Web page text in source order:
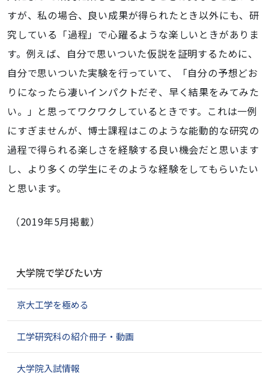
すが、私の場合、良い成果が得られたとき以外にも、研
究している「過程」で心躍るような楽しいときがありま
す。例えば、自分で思いついた仮説を証明するために、
自分で思いついた実験を行っていて、「自分の予想どお
りになったら凄いインパクトだぞ、早く結果をみてみた
い。」と思ってワクワクしているときです。これは一例
にすぎませんが、博士課程はこのような能動的な研究の
過程で得られる楽しさを経験する良い機会だと思います
し、より多くの学生にそのような経験をしてもらいたい
と思います。
（2019年5月掲載）
ゲ
シ
ン
大学院で学びたい方
京大工学を極める
工学研究科の紹介冊子・動画
大学院入試情報